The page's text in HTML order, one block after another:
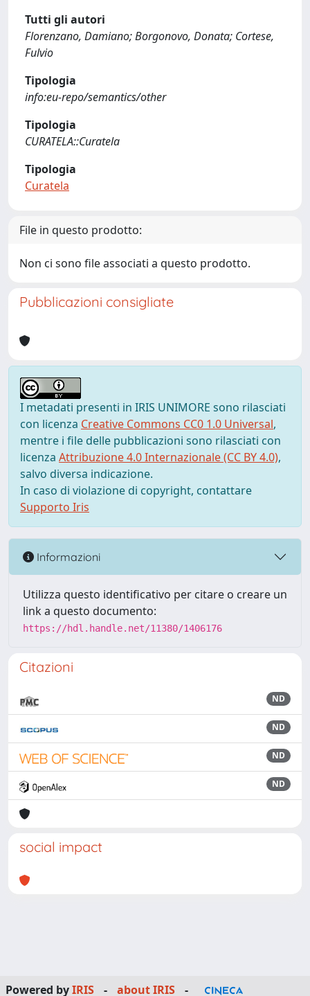
Tutti gli autori
Florenzano, Damiano; Borgonovo, Donata; Cortese,
Fulvio
Tipologia
info:eu-repo/semantics/other
Tipologia
CURATELA::Curatela
Tipologia
Curatela
File in questo prodotto:
Non ci sono file associati a questo prodotto.
Pubblicazioni consigliate
I metadati presenti in IRIS UNIMORE sono rilasciati
con licenza Creative Commons CC0 1.0 Universal,
mentre i file delle pubblicazioni sono rilasciati con
licenza Attribuzione 4.0 Internazionale (CC BY 4.0),
salvo diversa indicazione.
In caso di violazione di copyright, contattare
Supporto Iris
Informazioni
Utilizza questo identificativo per citare o creare un
link a questo documento:
https://hdl.handle.net/11380/1406176
Citazioni
ND
ND
ND
ND
social impact
Powered byIRIS - about IRIS -